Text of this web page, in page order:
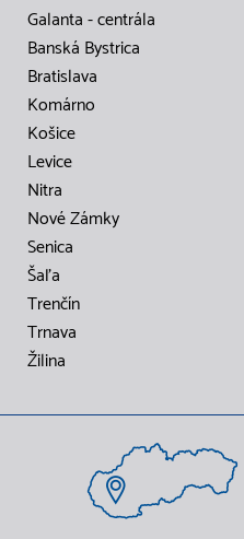
Galanta - centrála
Banská Bystrica
Bratislava
Komárno
Košice
Levice
Nitra
Nové Zámky
Senica
Šaľa
Trenčín
Trnava
Žilina